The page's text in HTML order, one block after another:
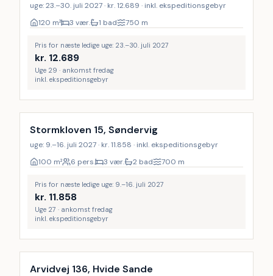
uge: 23.–30. juli 2027 · kr. 12.689 · inkl. ekspeditionsgebyr
120 m² 3 vær. 1 bad 750 m
Pris for næste ledige uge: 23.–30. juli 2027
kr. 12.689
Uge 29 · ankomst fredag
inkl. ekspeditionsgebyr
Stormkloven 15, Søndervig
uge: 9.–16. juli 2027 · kr. 11.858 · inkl. ekspeditionsgebyr
100 m² 6 pers. 3 vær. 2 bad 700 m
Pris for næste ledige uge: 9.–16. juli 2027
kr. 11.858
Uge 27 · ankomst fredag
inkl. ekspeditionsgebyr
Inkl. rengøring
Arvidvej 136, Hvide Sande